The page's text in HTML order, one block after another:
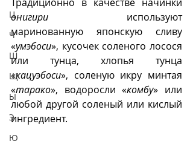
Ц
Ч
Ш
Щ
Ы
Э
Ю
онигири
  используют
маринованную японскую сливу
«умэбоси», кусочек соленого лосося
или тунца, хлопья тунца
«кацуэбоси», соленую икру минтая
«тарако», водоросли «комбу» или
любой другой соленый или кислый
ингредиент.